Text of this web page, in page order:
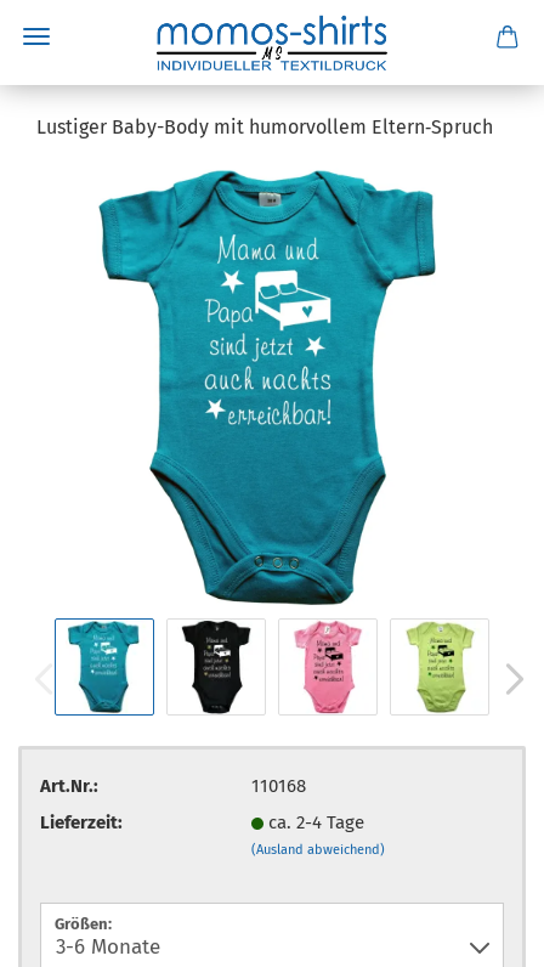
Lustiger Baby-Body mit humorvollem Eltern‑Spruch
Art.Nr.:
110168
Lieferzeit:
ca. 2-4 Tage
(Ausland abweichend)
Größen: